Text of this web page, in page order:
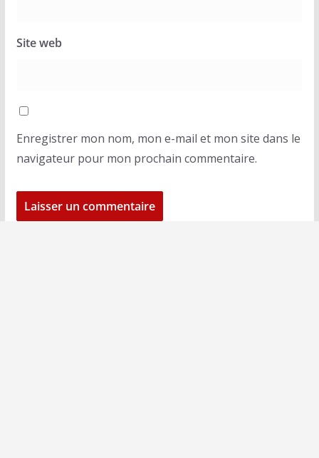
Site web
Enregistrer mon nom, mon e-mail et mon site dans le
navigateur pour mon prochain commentaire.